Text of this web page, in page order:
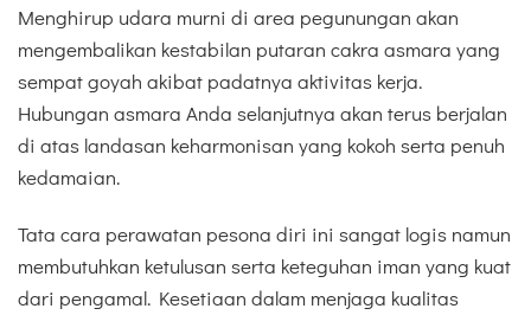
Menghirup udara murni di area pegunungan akan
mengembalikan kestabilan putaran cakra asmara yang
sempat goyah akibat padatnya aktivitas kerja.
Hubungan asmara Anda selanjutnya akan terus berjalan
di atas landasan keharmonisan yang kokoh serta penuh
kedamaian.
Tata cara perawatan pesona diri ini sangat logis namun
membutuhkan ketulusan serta keteguhan iman yang kuat
dari pengamal. Kesetiaan dalam menjaga kualitas